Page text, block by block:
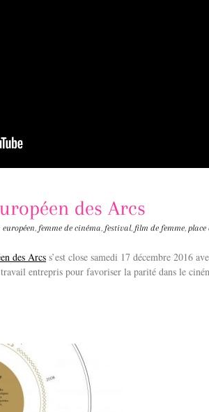
des Arcs
, femme de cinéma, festival, film de femme, place
des Arcs s’est close samedi 17 décembre 2016
entrepris pour favoriser la parité dans le